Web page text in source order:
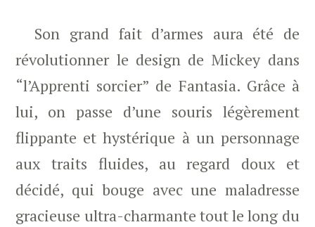
Son grand fait d’armes aura été de
révolutionner le design de Mickey dans
“l’Apprenti sorcier” de Fantasia. Grâce à
lui, on passe d’une souris légèrement
flippante et hystérique à un personnage
aux traits fluides, au regard doux et
décidé, qui bouge avec une maladresse
gracieuse ultra-charmante tout le long du